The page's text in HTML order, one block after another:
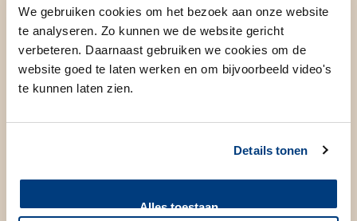
We gebruiken cookies om het bezoek aan onze website
te analyseren. Zo kunnen we de website gericht
verbeteren. Daarnaast gebruiken we cookies om de
website goed te laten werken en om bijvoorbeeld video's
te kunnen laten zien.
Details tonen
Alles toestaan
Kiki Lombarts, hoogleraar Professional
Performance Amsterdam UMC
12.30 uur -Ervaringen uit een coaching praktijk
Marianne Brouwers, PhD, Artsenkompas, huisarts
13.10 uur -Lunchpauze